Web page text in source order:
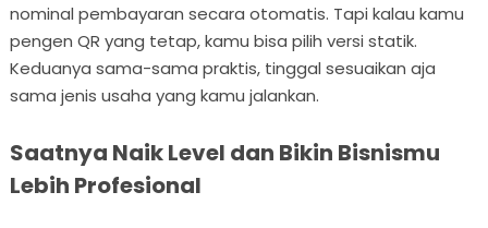
nominal pembayaran secara otomatis. Tapi kalau kamu
pengen QR yang tetap, kamu bisa pilih versi statik.
Keduanya sama-sama praktis, tinggal sesuaikan aja
sama jenis usaha yang kamu jalankan.
Saatnya Naik Level dan Bikin Bisnismu
Lebih Profesional